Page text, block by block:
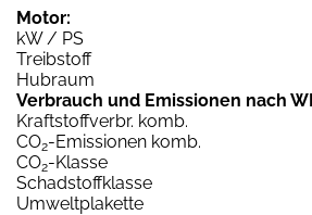
Motor:
kW / PS
Treibstoff
Hubraum
Verbrauch und Emissionen nach
Kraftstoffverbr. komb.
CO2-Emissionen komb.
CO2-Klasse
Schadstoffklasse
Umweltplakette